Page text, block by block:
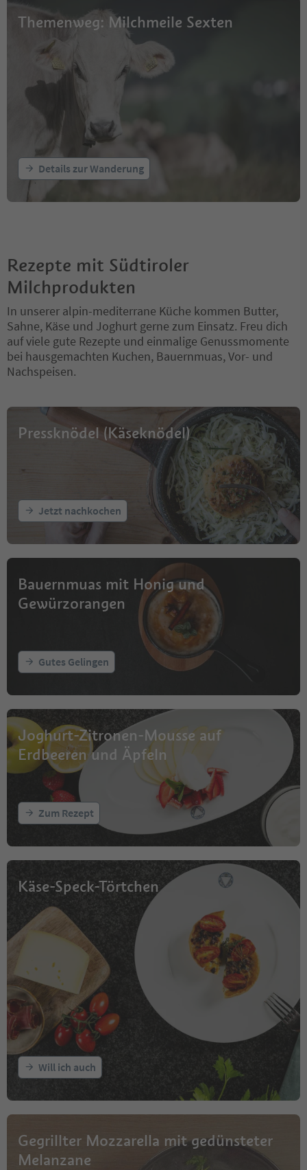
Themenweg: Milchmeile Sexten
Details zur Wanderung
Rezepte mit Südtiroler
Milchprodukten
In unserer alpin-mediterrane Küche kommen Butter,
Sahne, Käse und Joghurt gerne zum Einsatz. Freu dich
auf viele gute Rezepte und einmalige Genussmomente
bei hausgemachten Kuchen, Bauernmuas, Vor- und
Nachspeisen.
Käse-Speck-Törtchen
Will ich auch
Gegrillter Mozzarella mit gedünsteter
Melanzane
Pressknödel (Käseknödel)
Jetzt nachkochen
Bauernmuas mit Honig und
Gewürzorangen
Gutes Gelingen
Joghurt-Zitronen-Mousse auf
Erdbeeren und Äpfeln
Zum Rezept